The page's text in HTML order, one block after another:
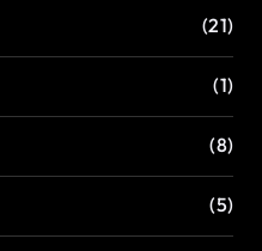
(21)
(1)
(8)
(5)